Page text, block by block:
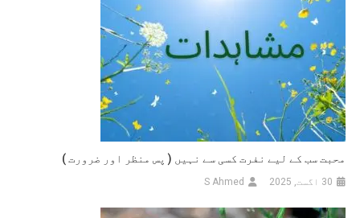
محبت سب کے لیے نفرت کسی سے نہیں ( پس منظر اور ضرورت )
30 اگست, 2025 S Ahmed